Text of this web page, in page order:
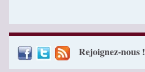
Rejoignez-nous !